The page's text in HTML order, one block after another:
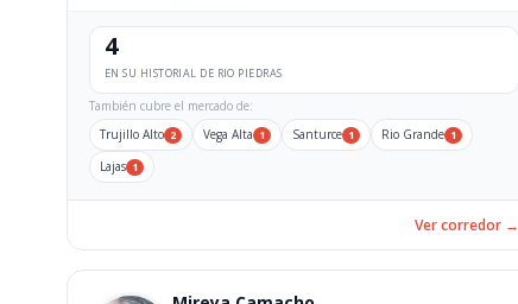
4
EN SU HISTORIAL DE RIO PIEDRAS
También cubre el mercado de:
Trujillo Alto 2 Vega Alta 1 Santurce 1 Rio Grande 1
Lajas 1
Ver corredor →